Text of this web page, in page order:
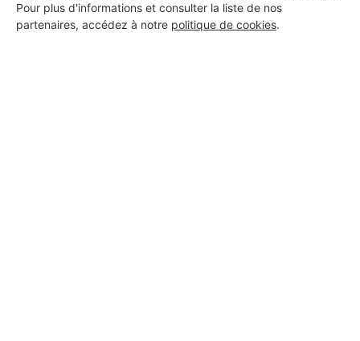
Pour plus d'informations et consulter la liste de nos
partenaires, accédez à notre politique de cookies.
7 ans d'expérience